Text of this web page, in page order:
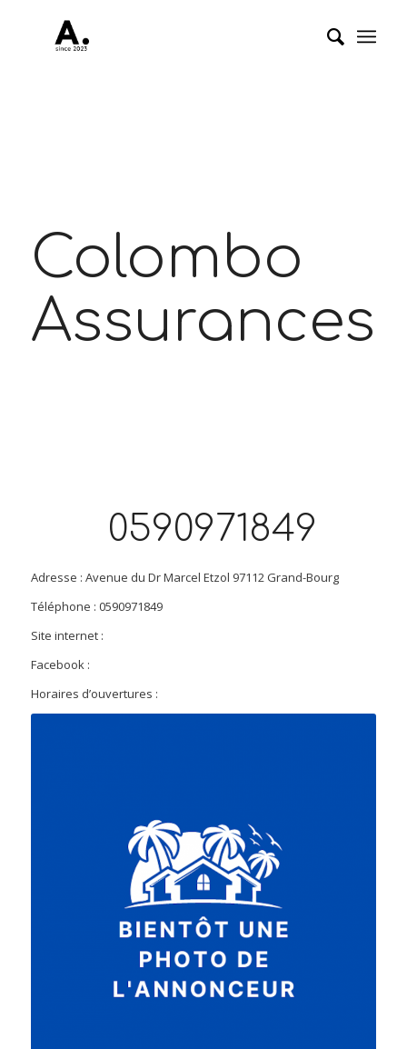
Colombo
Assurances
0590971849
Adresse : Avenue du Dr Marcel Etzol 97112 Grand-Bourg
Téléphone : 0590971849
Site internet :
Facebook :
Horaires d’ouvertures :